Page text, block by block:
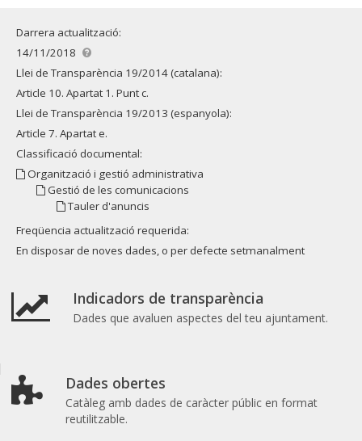
Darrera actualització:
14/11/2018
Llei de Transparència 19/2014 (catalana):
Article 10. Apartat 1. Punt c.
Llei de Transparència 19/2013 (espanyola):
Article 7. Apartat e.
Classificació documental:
Organització i gestió administrativa
Gestió de les comunicacions
Tauler d'anuncis
Freqüencia actualització requerida:
En disposar de noves dades, o per defecte setmanalment
Indicadors de transparència
Dades que avaluen aspectes del teu ajuntament.
Dades obertes
Catàleg amb dades de caràcter públic en format
reutilitzable.